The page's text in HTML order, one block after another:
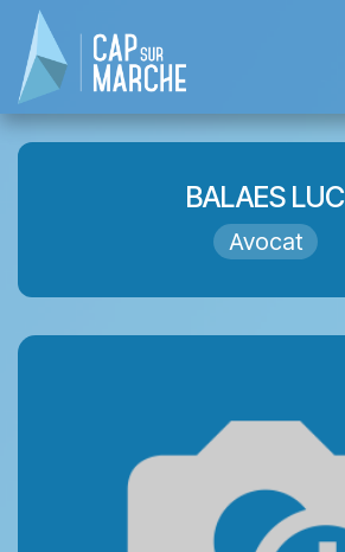
Se rendre au contenu
BALAES LUC
Avocat